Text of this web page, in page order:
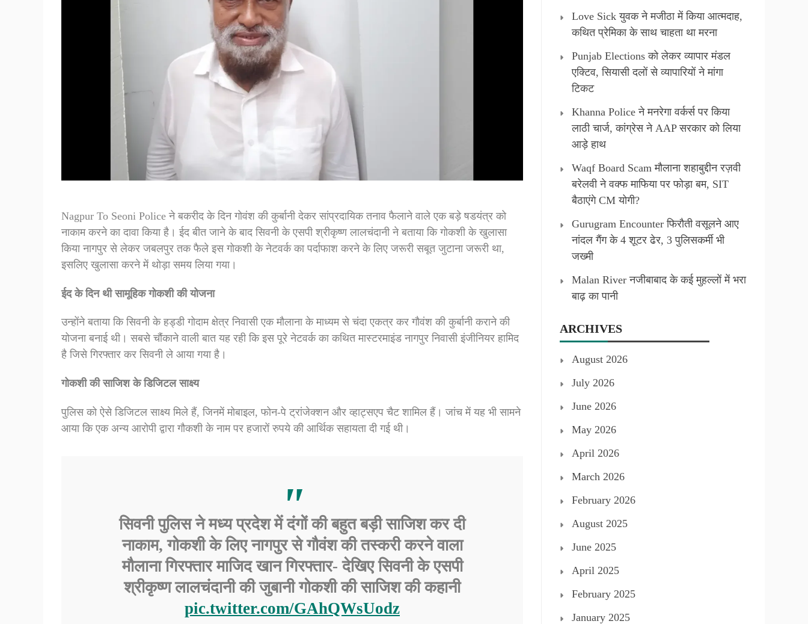
Nagpur To Seoni Police ने बकरीद के दिन गोवंश की कुर्बानी देकर सांप्रदायिक तनाव फैलाने वाले एक बड़े षडयंत्र को
नाकाम करने का दावा किया है। ईद बीत जाने के बाद सिवनी के एसपी श्रीकृष्ण लालचंदानी ने बताया कि गोकशी के खुलासा
किया नागपुर से लेकर जबलपुर तक फैले इस गोकशी के नेटवर्क का पर्दाफाश करने के लिए जरूरी सबूत जुटाना जरूरी था,
इसलिए खुलासा करने में थोड़ा समय लिया गया।
ईद के दिन थी सामूहिक गोकशी की योजना
उन्होंने बताया कि सिवनी के हड्डी गोदाम क्षेत्र निवासी एक मौलाना के माध्यम से चंदा एकत्र कर गौवंश की कुर्बानी कराने की
योजना बनाई थी। सबसे चौंकाने वाली बात यह रही कि इस पूरे नेटवर्क का कथित मास्टरमाइंड नागपुर निवासी इंजीनियर हामिद
है जिसे गिरफ्तार कर सिवनी ले आया गया है।
गोकशी की साजिश के डिजिटल साक्ष्य
पुलिस को ऐसे डिजिटल साक्ष्य मिले हैं, जिनमें मोबाइल, फोन-पे ट्रांजेक्शन और व्हाट्सएप चैट शामिल हैं। जांच में यह भी सामने
आया कि एक अन्य आरोपी द्वारा गौकशी के नाम पर हजारों रुपये की आर्थिक सहायता दी गई थी।
सिवनी पुलिस ने मध्य प्रदेश में दंगों की बहुत बड़ी साजिश कर दी
नाकाम, गोकशी के लिए नागपुर से गौवंश की तस्करी करने वाला
मौलाना गिरफ्तार माजिद खान गिरफ्तार- देखिए सिवनी के एसपी
श्रीकृष्ण लालचंदानी की जुबानी गोकशी की साजिश की कहानी
pic.twitter.com/GAhQWsUodz
Love Sick युवक ने मजीठा में किया आत्मदाह,
कथित प्रेमिका के साथ चाहता था मरना
Punjab Elections को लेकर व्यापार मंडल
एक्टिव, सियासी दलों से व्यापारियों ने मांगा
टिकट
Khanna Police ने मनरेगा वर्कर्स पर किया
लाठी चार्ज, कांग्रेस ने AAP सरकार को लिया
आड़े हाथ
Waqf Board Scam मौलाना शहाबुद्दीन रज़वी
बरेलवी ने वक्फ माफिया पर फोड़ा बम, SIT
बैठाएंगे CM योगी?
Gurugram Encounter फिरौती वसूलने आए
नांदल गैंग के 4 शूटर ढेर, 3 पुलिसकर्मी भी
जख्मी
Malan River नजीबाबाद के कई मुहल्लों में भरा
बाढ़ का पानी
ARCHIVES
August 2026
July 2026
June 2026
May 2026
April 2026
March 2026
February 2026
August 2025
June 2025
April 2025
February 2025
January 2025